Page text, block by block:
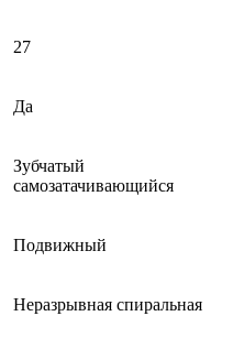
27
Да
Зубчатый
самозатачивающийся
Подвижный
Неразрывная спиральная